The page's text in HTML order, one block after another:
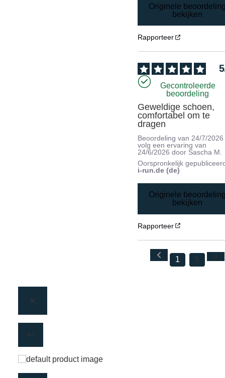
Originele
bekijken
Rapporteer
5
Gecontroleerde
beoordeling
Geweldige schoen,
comfortabel om te
dragen
Beoordeling van24/7/2026
volg een ervaring van
24/6/2026 door Sascha M.
Oorspronkelijk
i-run.de (de)
Originele
bekijken
Rapporteer
1 5